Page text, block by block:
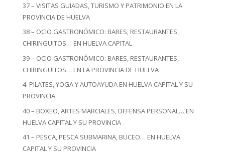
37 – VISITAS GUIADAS, TURISMO Y PATRIMONIO EN LA
PROVINCIA DE HUELVA
38 – OCIO GASTRONÓMICO: BARES, RESTAURANTES,
CHIRINGUITOS… EN HUELVA CAPITAL
39 – OCIO GASTRONÓMICO: BARES, RESTAURANTES,
CHIRINGUITOS… EN LA PROVINCIA DE HUELVA
4. PILATES, YOGA Y AUTOAYUDA EN HUELVA CAPITAL Y SU
PROVINCIA
40 – BOXEO, ARTES MARCIALES, DEFENSA PERSONAL… EN
HUELVA CAPITAL Y SU PROVINCIA
41 – PESCA, PESCA SUBMARINA, BUCEO… EN HUELVA
CAPITAL Y SU PROVINCIA